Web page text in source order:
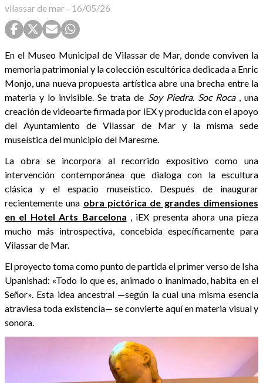
vilassar de mar - 16/05/26
En el Museo Municipal de Vilassar de Mar, donde conviven la
memoria patrimonial y la colección escultórica dedicada a Enric
Monjo, una nueva propuesta artística abre una brecha entre la
materia y lo invisible. Se trata de Soy Piedra. Soc Roca, una
creación de videoarte firmada por iEX y producida con el apoyo
del Ayuntamiento de Vilassar de Mar y la misma sede
museística del municipio del Maresme.
La obra se incorpora al recorrido expositivo como una
intervención contemporánea que dialoga con la escultura
clásica y el espacio museístico. Después de inaugurar
recientemente una obra pictórica de grandes dimensiones
en el Hotel Arts Barcelona , iEX presenta ahora una pieza
mucho más introspectiva, concebida específicamente para
Vilassar de Mar.
El proyecto toma como punto de partida el primer verso de Isha
Upanishad: «Todo lo que es, animado o inanimado, habita en el
Señor». Esta idea ancestral —según la cual una misma esencia
atraviesa toda existencia— se convierte aquí en materia visual y
sonora.